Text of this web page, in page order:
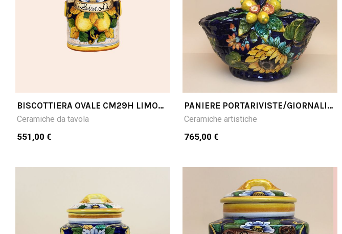
BISCOTTIERA OVALE CM29H LIMONI
CRISTI
Ceramiche da tavola
551,00 €
PANIERE PORTARIVISTE/GIORNALI
GIRASOLI E LIMONI FONDO BLU
Ceramiche artistiche
765,00 €